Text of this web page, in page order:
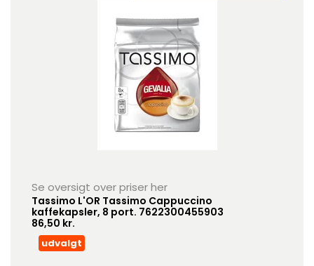
Se oversigt over priser her
Tassimo L'OR Tassimo Cappuccino
kaffekapsler, 8 port. 7622300455903
86,50 kr.
udvalgt